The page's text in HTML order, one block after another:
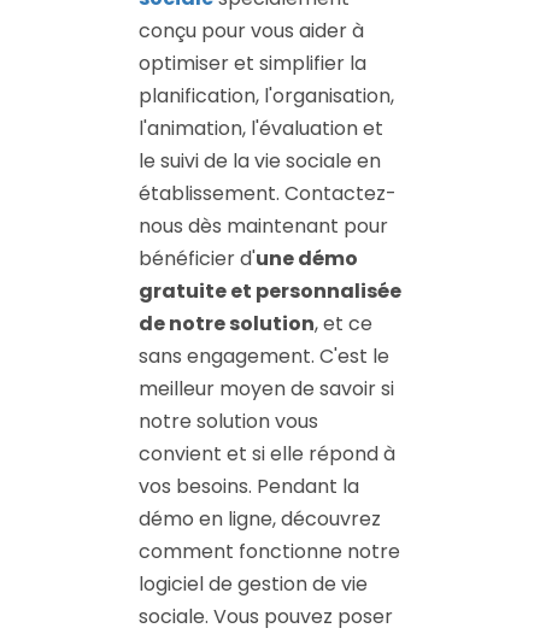
conçu pour vous aider à
optimiser et simplifier la
planification, l'organisation,
l'animation, l'évaluation et
le suivi de la vie sociale en
établissement. Contactez-
nous dès maintenant pour
bénéficier d'une démo
gratuite et personnalisée
de notre solution, et ce
sans engagement. C'est le
meilleur moyen de savoir si
notre solution vous
convient et si elle répond à
vos besoins. Pendant la
démo en ligne, découvrez
comment fonctionne notre
logiciel de gestion de vie
sociale. Vous pouvez poser